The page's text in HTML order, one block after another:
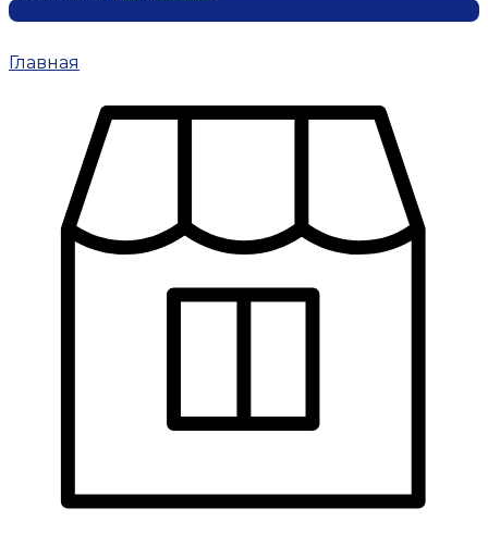
Главная